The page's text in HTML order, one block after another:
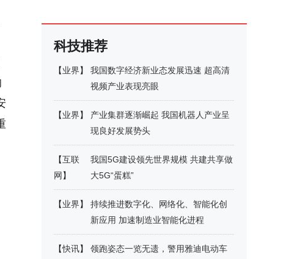
科技推荐
【业界】
我国数字经济新业态发展迅速 超高清
视频产业表现亮眼
【业界】
产业集群逐渐崛起 我国机器人产业呈
现良好发展势头
【互联
网 】
我国5G建设领先世界规模 共建共享做
大5G“蛋糕”
【业界】
持续推进数字化、网络化、智能化创
新应用 加速制造业智能化进程
【快讯】
领跑姿态一览无遗，警用雅迪电动车